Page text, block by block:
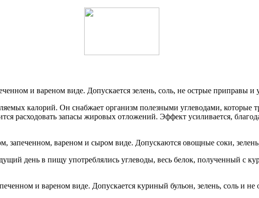
и вареном виде. Допускается зелень, соль, не острые приправы
калорий. Он снабжает организм полезными углеводами, которые
расходовать запасы жировых отложений. Эффект усиливается,
запеченном, вареном и сыром виде. Допускаются овощные соки,
день в пищу употреблялись углеводы, весь белок, полученный с
и вареном виде. Допускается куриный бульон, зелень, соль и